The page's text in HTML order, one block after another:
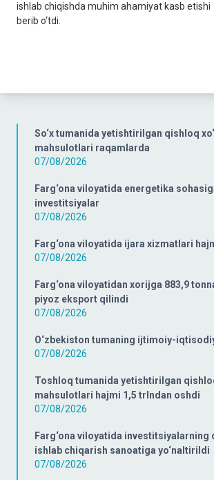
So‘x tumanida yetishtirilgan qishloq
mahsulotlari raqamlarda
07/08/2026
Farg‘ona viloyatida energetika
investitsiyalar
07/08/2026
Farg‘ona viloyatida ijara xizmatlari
07/08/2026
Farg‘ona viloyatidan xorijga 883,9
piyoz eksport qilindi
07/08/2026
O‘zbekiston tumaning ijtimoiy-
07/08/2026
Toshloq tumanida yetishtirilgan
mahsulotlari hajmi 1,5 trlndan oshdi
07/08/2026
Farg‘ona viloyatida investitsiyalarning
ishlab chiqarish sanoatiga yo‘naltirildi
07/08/2026
ishlab chiqishda muhim ahamiyat kasb etishi
berib o‘tdi.